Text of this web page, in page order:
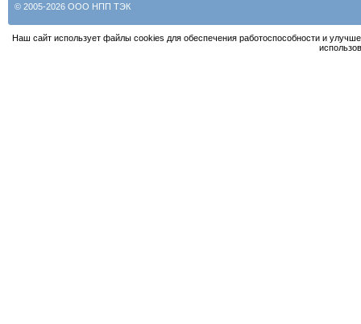
© 2005-2026 ООО НПП ТЭК
Наш сайт использует файлы cookies для обеспечения работоспособности и